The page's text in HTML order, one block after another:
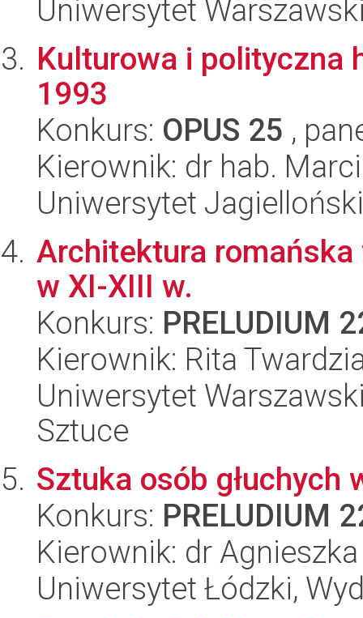
Uniwersytet
Kulturowa i polityczna
1993
Konkurs: OPUS 25 ,
Kierownik: dr hab.
Uniwersytet
Architektura romańska
w XI-XIII w.
Konkurs: PRELUDIUM
Kierownik: Rita
Uniwersytet
Sztuce
Sztuka osób głuchych
Konkurs: PRELUDIUM
Kierownik: dr
Uniwersytet Łódzki,